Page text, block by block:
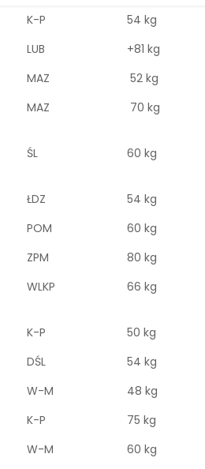
K-P 54 kg
LUB
+81 kg
MAZ
52 kg
MAZ
70 kg
ŚL 60 kg
ŁDZ 54 kg
POM
60 kg
ZPM
80 kg
WLKP
66 kg
K-P 50 kg
DŚL
54 kg
W-M
48 kg
K-P
75 kg
W-M
60 kg